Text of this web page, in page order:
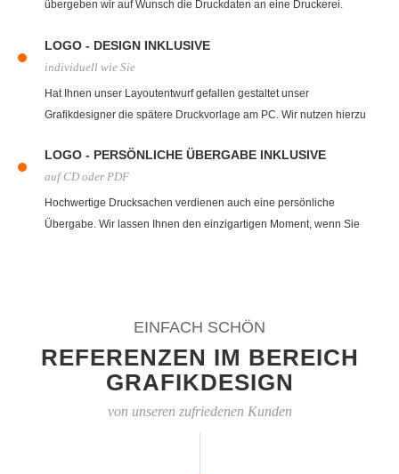
übergeben wir auf Wunsch die Druckdaten an eine Druckerei.
nach.
LOGO - DESIGN INKLUSIVE
individuell wie Sie
Hat Ihnen unser Layoutentwurf gefallen gestaltet unser
Grafikdesigner die spätere Druckvorlage am PC. Wir nutzen hierzu
LOGO - PERSÖNLICHE ÜBERGABE INKLUSIVE
auf CD oder PDF
Hochwertige Drucksachen verdienen auch eine persönliche
Übergabe. Wir lassen Ihnen den einzigartigen Moment, wenn Sie
EINFACH SCHÖN
REFERENZEN IM BEREICH
GRAFIKDESIGN
von unseren zufriedenen Kunden